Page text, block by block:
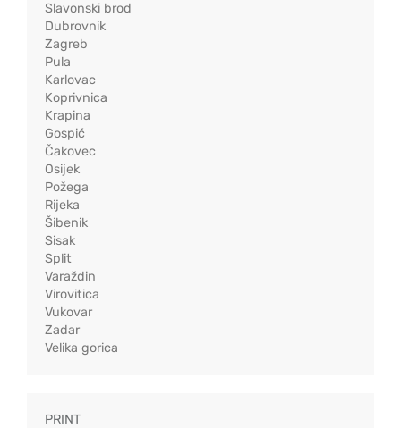
Slavonski brod
Dubrovnik
Zagreb
Pula
Karlovac
Koprivnica
Krapina
Gospić
Čakovec
Osijek
Požega
Rijeka
Šibenik
Sisak
Split
Varaždin
Virovitica
Vukovar
Zadar
Velika gorica
PRINT